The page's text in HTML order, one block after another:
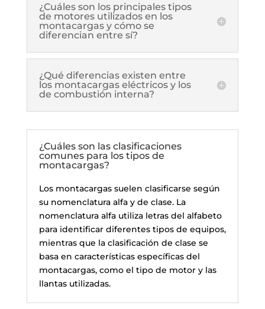
¿Cuáles son los principales tipos
de motores utilizados en los
montacargas y cómo se
diferencian entre sí?
¿Qué diferencias existen entre
los montacargas eléctricos y los
de combustión interna?
¿Cuáles son las clasificaciones
comunes para los tipos de
montacargas?
Los montacargas suelen clasificarse según
su nomenclatura alfa y de clase. La
nomenclatura alfa utiliza letras del alfabeto
para identificar diferentes tipos de equipos,
mientras que la clasificación de clase se
basa en características específicas del
montacargas, como el tipo de motor y las
llantas utilizadas.